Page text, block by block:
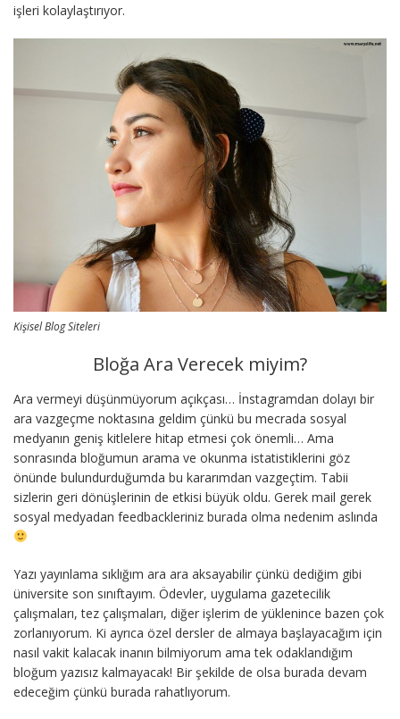
işleri kolaylaştırıyor.
Kişisel Blog Siteleri
Bloğa Ara Verecek miyim?
Ara vermeyi düşünmüyorum açıkçası… İnstagramdan dolayı bir
ara vazgeçme noktasına geldim çünkü bu mecrada sosyal
medyanın geniş kitlelere hitap etmesi çok önemli… Ama
sonrasında bloğumun arama ve okunma istatistiklerini göz
önünde bulundurduğumda bu kararımdan vazgeçtim. Tabii
sizlerin geri dönüşlerinin de etkisi büyük oldu. Gerek mail gerek
sosyal medyadan feedbackleriniz burada olma nedenim aslında
Yazı yayınlama sıklığım ara ara aksayabilir çünkü dediğim gibi
üniversite son sınıftayım. Ödevler, uygulama gazetecilik
çalışmaları, tez çalışmaları, diğer işlerim de yüklenince bazen çok
zorlanıyorum. Ki ayrıca özel dersler de almaya başlayacağım için
nasıl vakit kalacak inanın bilmiyorum ama tek odaklandığım
bloğum yazısız kalmayacak! Bir şekilde de olsa burada devam
edeceğim çünkü burada rahatlıyorum.